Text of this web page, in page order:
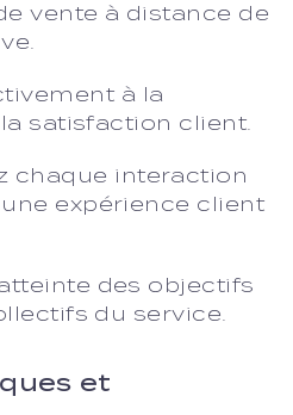
vente à distance de
à la
satisfaction client.
chaque interaction
expérience client
des objectifs
du service.
et